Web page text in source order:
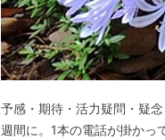
予感・期待・活力疑問・疑
週間に。1本の電話が掛かっ